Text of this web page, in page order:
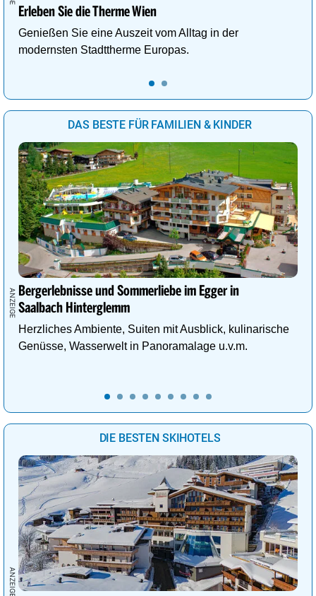
Erleben Sie die Therme Wien
Genießen Sie eine Auszeit vom Alltag in der
modernsten Stadttherme Europas.
DAS BESTE FÜR FAMILIEN & KINDER
Bergerlebnisse und Sommerliebe im Egger in
Saalbach Hinterglemm
Herzliches Ambiente, Suiten mit Ausblick, kulinarische
Genüsse, Wasserwelt in Panoramalage u.v.m.
DIE BESTEN SKIHOTELS